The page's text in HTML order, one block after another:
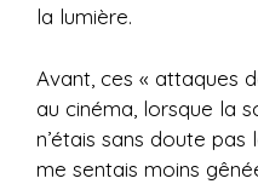
la lumière.
Avant, ces « attaques
au cinéma, lorsque la
n’étais sans doute
me sentais moins